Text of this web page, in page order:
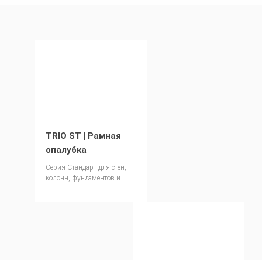
TRIO ST | Рамная
опалубка
Cерия Стандарт для стен,
колонн, фундаментов и